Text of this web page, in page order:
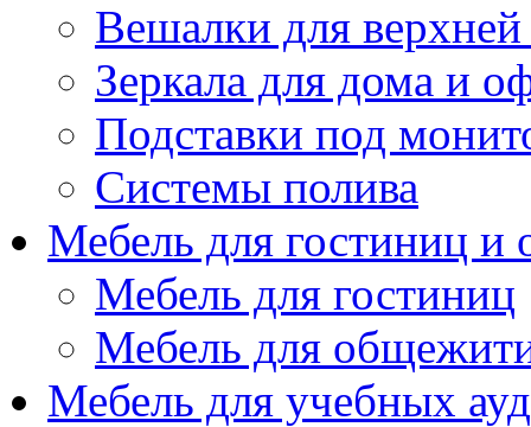
Вешалки для
Зеркала для дома и
Подставки под
Системы полива
Мебель для гостиниц
Мебель для гостиниц
Мебель для
Мебель для учебных